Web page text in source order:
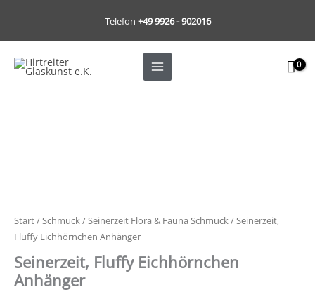
springen
Telefon +49 9926 - 902016
Start/Schmuck/Seinerzeit Flora & Fauna Schmuck/ Seinerzeit,
Fluffy Eichhörnchen Anhänger
Seinerzeit, Fluffy Eichhörnchen
Anhänger